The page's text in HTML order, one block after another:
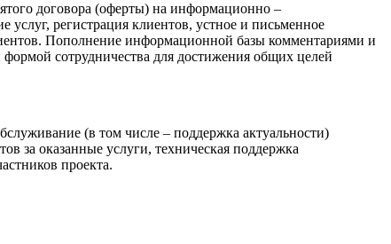
договора (оферты) на информационно –
услуг, регистрация клиентов, устное и письменное
Пополнение информационной базы комментариями и
сотрудничества для достижения общих целей
(в том числе – поддержка актуальности)
за оказанные услуги, техническая поддержка
проекта.